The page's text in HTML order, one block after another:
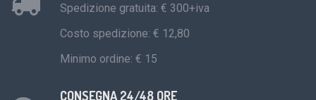
Spedizione gratuita: € 300+iva
Costo spedizione: € 12,80
Minimo ordine: € 15
CONSEGNA 24/48 ORE